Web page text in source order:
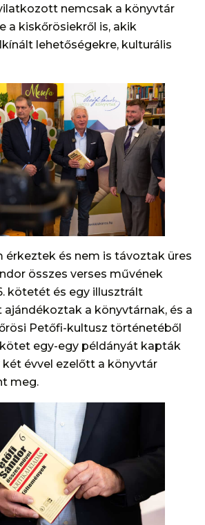
nemcsak a könyvtár
a kiskőrösiekről is, akik
lehetőségekre, kulturális
érkeztek és nem is távoztak üres
összes verses művének
kötetét és egy illusztrált
a könyvtárnak, és a
Petőfi-kultusz történetéből
egy-egy példányát kapták
két évvel ezelőtt a könyvtár
meg.